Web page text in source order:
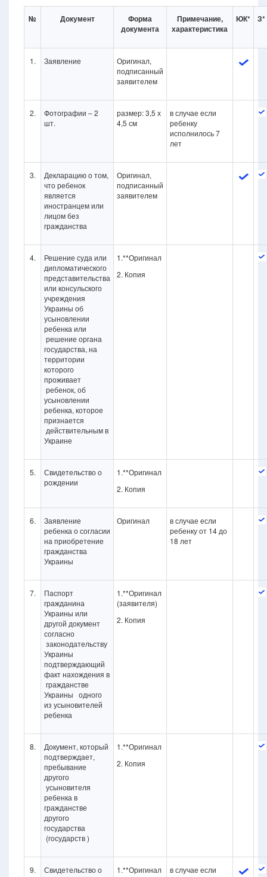
№ Документ
Форма
документа
Примечание,
характеристика
ЮК* З*
1. Заявление
Оригинал,
подписанный
заявителем
2.
Фотографии – 2
шт.
размер: 3,5 х
4,5 см
в случае если
ребенку
исполнилось 7
лет
3.
Декларацию о том,
что ребенок
является
иностранцем или
лицом без
гражданства
Оригинал,
подписанный
заявителем
4.
Решение суда или
дипломатического
представительства
или консульского
учреждения
Украины об
усыновлении
ребенка или
решение органа
государства, на
территории
которого
проживает
ребенок, об
усыновлении
ребенка, которое
признается
действительным в
Украине
1.**Оригинал
2. Копия
5.
Свидетельство о
рождении
1.**Оригинал
2. Копия
6.
Заявление
ребенка о согласии
на приобретение
гражданства
Украины
Оригинал
в случае если
ребенку от 14 до
18 лет
7.
Паспорт
гражданина
Украины или
другой документ
согласно
законодательству
Украины
подтверждающий
факт нахождения в
гражданстве
Украины одного
из усыновителей
ребенка
1.**Оригинал
(заявителя)
2. Копия
8.
Документ, который
подтверждает,
пребывание
другого
усыновителя
ребенка в
гражданстве
другого
государства
(государств )
1.**Оригинал
2. Копия
9.
Свидетельство о
1.**Оригинал
в случае если